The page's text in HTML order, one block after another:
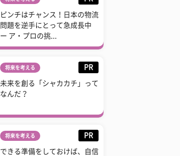
ピンチはチャンス！日本の物流
問題を逆手にとって急成長中
ー ア・プロの挑...
将来を考える PR
未来を創る「シャカカチ」って
なんだ？
将来を考える PR
できる準備をしておけば、自信